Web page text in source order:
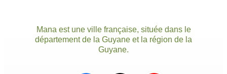
Mana est une ville française, située dans le
département de la Guyane et la région de la
Guyane.